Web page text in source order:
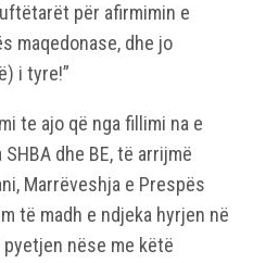
për afirmimin e
maqedonase, dhe jo
i tyre!”
te ajo që nga fillimi na e
dhe BE, të arrijmë
Marrëveshja e Prespës
të madh e ndjeka hyrjen në
nëse me këtë